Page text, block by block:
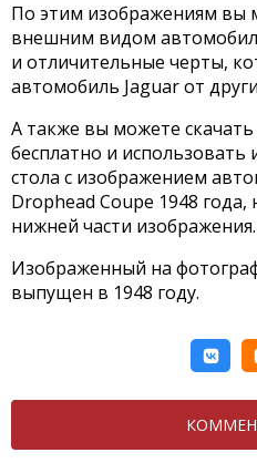
По этим изображениям вы
внешним видом
и отличительные черты,
автомобиль Jaguar от
А также вы можете
бесплатно и использовать
стола с изображением
Drophead Coupe 1948
нижней части изображения.
Изображенный на
выпущен в 1948 году.